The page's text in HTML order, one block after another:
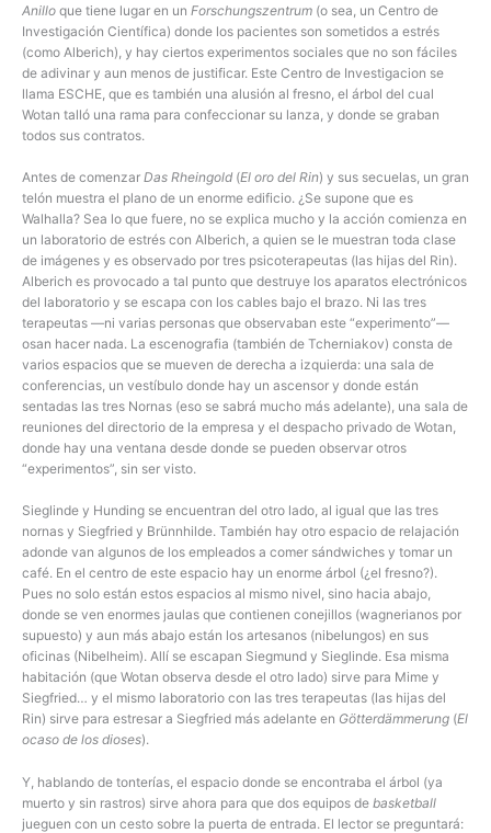
Anillo que tiene lugar en un Forschungszentrum (o sea, un Centro de
Investigación Científica) donde los pacientes son sometidos a estrés
(como Alberich), y hay ciertos experimentos sociales que no son fáciles
de adivinar y aun menos de justificar. Este Centro de Investigacion se
llama ESCHE, que es también una alusión al fresno, el árbol del cual
Wotan talló una rama para confeccionar su lanza, y donde se graban
todos sus contratos.
Antes de comenzar Das Rheingold (El oro del Rin) y sus secuelas, un gran
telón muestra el plano de un enorme edificio. ¿Se supone que es
Walhalla? Sea lo que fuere, no se explica mucho y la acción comienza en
un laboratorio de estrés con Alberich, a quien se le muestran toda clase
de imágenes y es observado por tres psicoterapeutas (las hijas del Rin).
Alberich es provocado a tal punto que destruye los aparatos electrónicos
del laboratorio y se escapa con los cables bajo el brazo. Ni las tres
terapeutas —ni varias personas que observaban este “experimento”—
osan hacer nada. La escenografia (también de Tcherniakov) consta de
varios espacios que se mueven de derecha a izquierda: una sala de
conferencias, un vestíbulo donde hay un ascensor y donde están
sentadas las tres Nornas (eso se sabrá mucho más adelante), una sala de
reuniones del directorio de la empresa y el despacho privado de Wotan,
donde hay una ventana desde donde se pueden observar otros
“experimentos”, sin ser visto.
Sieglinde y Hunding se encuentran del otro lado, al igual que las tres
nornas y Siegfried y Brünnhilde. También hay otro espacio de relajación
adonde van algunos de los empleados a comer sándwiches y tomar un
café. En el centro de este espacio hay un enorme árbol (¿el fresno?).
Pues no solo están estos espacios al mismo nivel, sino hacia abajo,
donde se ven enormes jaulas que contienen conejillos (wagnerianos por
supuesto) y aun más abajo están los artesanos (nibelungos) en sus
oficinas (Nibelheim). Allí se escapan Siegmund y Sieglinde. Esa misma
habitación (que Wotan observa desde el otro lado) sirve para Mime y
Siegfried… y el mismo laboratorio con las tres terapeutas (las hijas del
Rin) sirve para estresar a Siegfried más adelante en Götterdämmerung (El
ocaso de los dioses).
Y, hablando de tonterías, el espacio donde se encontraba el árbol (ya
muerto y sin rastros) sirve ahora para que dos equipos de basketball
jueguen con un cesto sobre la puerta de entrada. El lector se preguntará: